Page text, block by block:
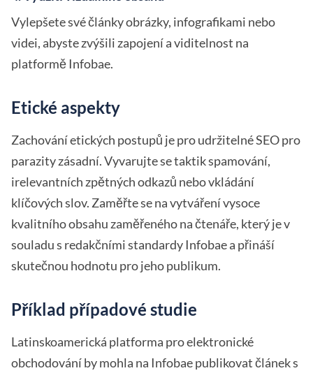
Vylepšete své články obrázky, infografikami nebo
videi, abyste zvýšili zapojení a viditelnost na
platformě Infobae.
Etické aspekty
Zachování etických postupů je pro udržitelné SEO pro
parazity zásadní. Vyvarujte se taktik spamování,
irelevantních zpětných odkazů nebo vkládání
klíčových slov. Zaměřte se na vytváření vysoce
kvalitního obsahu zaměřeného na čtenáře, který je v
souladu s redakčními standardy Infobae a přináší
skutečnou hodnotu pro jeho publikum.
Příklad případové studie
Latinskoamerická platforma pro elektronické
obchodování by mohla na Infobae publikovat článek s